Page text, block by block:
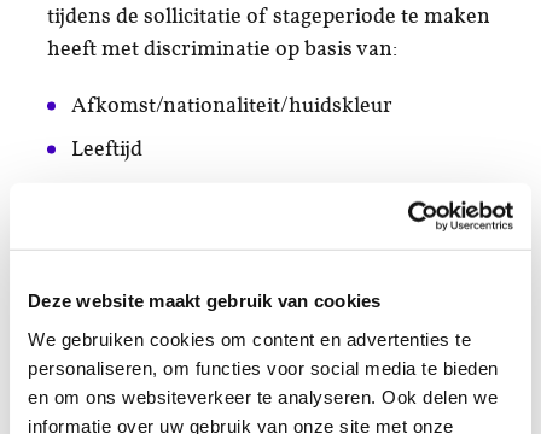
Deze website maakt gebruik van cookies
We gebruiken cookies om content en advertenties te
personaliseren, om functies voor social media te bieden
en om ons websiteverkeer te analyseren. Ook delen we
informatie over uw gebruik van onze site met onze
tijdens de sollicitatie of stageperiode te maken
heeft met discriminatie op basis van:
Afkomst/nationaliteit/huidskleur
Leeftijd
Politieke overtuiging
Burgerlijke staat